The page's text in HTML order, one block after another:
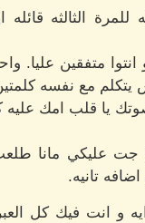
الثالثه
متفقين عليا.
يتكلم مع نفسه
يا قلب امك عليه
جت عليكي مانا
تانيه.
و انت فيك كل